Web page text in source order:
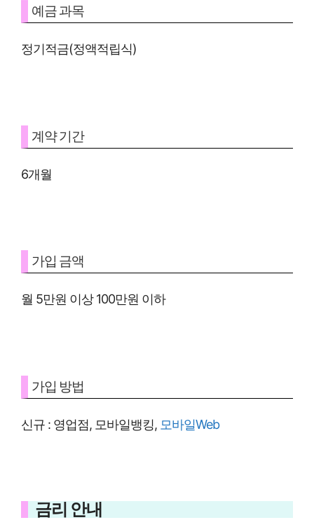
예금 과목
정기적금(정액적립식)
계약 기간
6개월
가입 금액
월 5만원 이상 100만원 이하
가입 방법
신규 : 영업점, 모바일뱅킹, 모바일Web
금리 안내